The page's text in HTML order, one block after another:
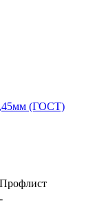
(ГОСТ)
Профлист
-